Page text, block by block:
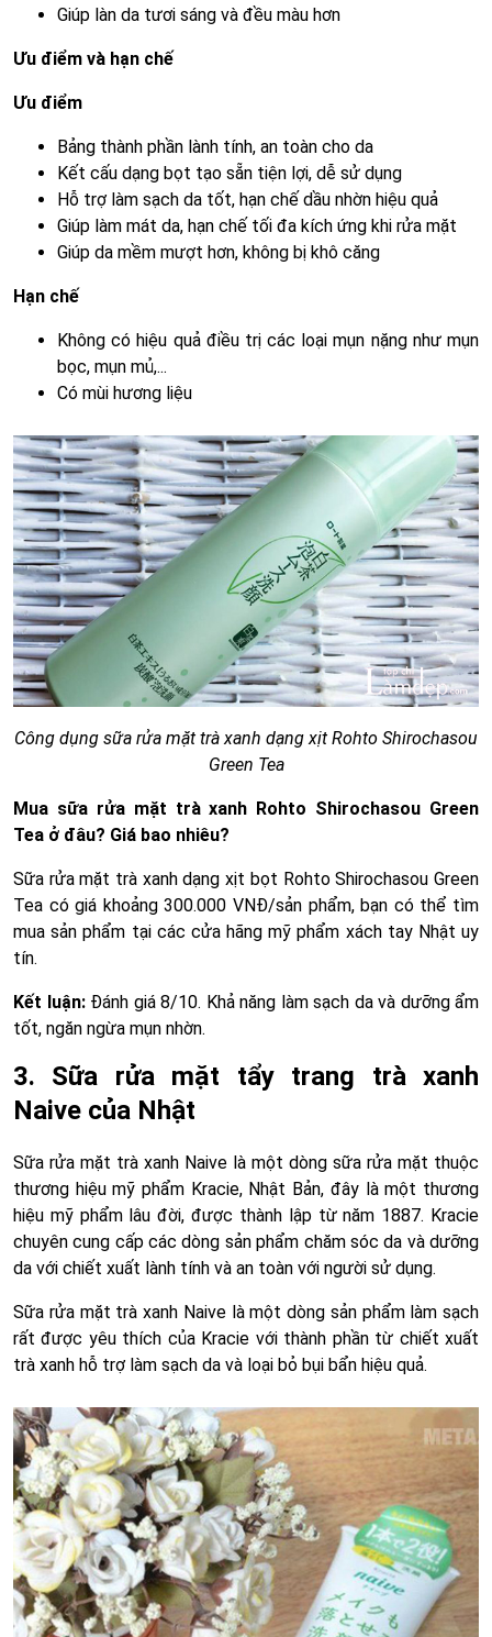
Giúp làn da tươi sáng và đều màu hơn
Ưu điểm và hạn chế
Ưu điểm
Bảng thành phần lành tính, an toàn cho da
Kết cấu dạng bọt tạo sẵn tiện lợi, dễ sử dụng
Hỗ trợ làm sạch da tốt, hạn chế dầu nhờn hiệu quả
Giúp làm mát da, hạn chế tối đa kích ứng khi rửa mặt
Giúp da mềm mượt hơn, không bị khô căng
Hạn chế
Không có hiệu quả điều trị các loại mụn nặng như mụn
bọc, mụn mủ,...
Có mùi hương liệu
Công dụng sữa rửa mặt trà xanh dạng xịt Rohto Shirochasou
Green Tea
Mua sữa rửa mặt trà xanh Rohto Shirochasou Green
Tea ở đâu? Giá bao nhiêu?
Sữa rửa mặt trà xanh dạng xịt bọt Rohto Shirochasou Green
Tea có giá khoảng 300.000 VNĐ/sản phẩm, bạn có thể tìm
mua sản phẩm tại các cửa hãng mỹ phẩm xách tay Nhật uy
tín.
Kết luận:Đánh giá 8/10. Khả năng làm sạch da và dưỡng ẩm
tốt, ngăn ngừa mụn nhờn.
3. Sữa rửa mặt tẩy trang trà xanh
Naive của Nhật
Sữa rửa mặt trà xanh Naive là một dòng sữa rửa mặt thuộc
thương hiệu mỹ phẩm Kracie, Nhật Bản, đây là một thương
hiệu mỹ phẩm lâu đời, được thành lập từ năm 1887. Kracie
chuyên cung cấp các dòng sản phẩm chăm sóc da và dưỡng
da với chiết xuất lành tính và an toàn với người sử dụng.
Sữa rửa mặt trà xanh Naive là một dòng sản phẩm làm sạch
rất được yêu thích của Kracie với thành phần từ chiết xuất
trà xanh hỗ trợ làm sạch da và loại bỏ bụi bẩn hiệu quả.